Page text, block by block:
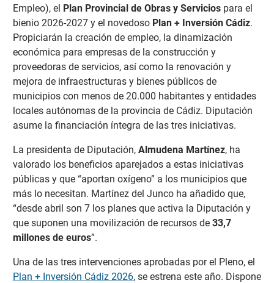
Empleo), el Plan Provincial de Obras y Servicios para el
bienio 2026-2027 y el novedoso Plan + Inversión Cádiz.
Propiciarán la creación de empleo, la dinamización
económica para empresas de la construcción y
proveedoras de servicios, así como la renovación y
mejora de infraestructuras y bienes públicos de
municipios con menos de 20.000 habitantes y entidades
locales autónomas de la provincia de Cádiz. Diputación
asume la financiación íntegra de las tres iniciativas.
La presidenta de Diputación, Almudena Martínez, ha
valorado los beneficios aparejados a estas iniciativas
públicas y que “aportan oxígeno” a los municipios que
más lo necesitan. Martínez del Junco ha añadido que,
“desde abril son 7 los planes que activa la Diputación y
que suponen una movilización de recursos de 33,7
millones de euros”.
Una de las tres intervenciones aprobadas por el Pleno, el
Plan + Inversión Cádiz 2026, se estrena este año. Dispone